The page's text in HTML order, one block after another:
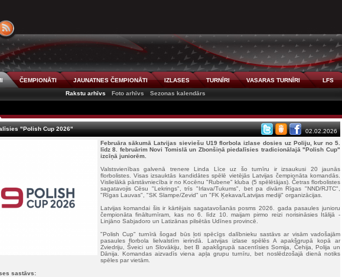
ČEMPIONĀTI JAUNATNES ČEMPIONĀTI IZLASES TURNĪRI VASARAS TURNĪRI LFS
Rakstu arhīvs
Foto arhīvs Sezonas kalendārs
"Polish Cup 2026"
02.02.2026
Februāra sākumā Latvijas sieviešu U19 florbola izlase dosies uz Poliju, kur no 5.
līdz 8. februārim Novi Tomislā un Zbonšiņā piedalīsies tradicionālajā "Polish Cup"
izcīņā juniorēm.
Valstsvienības galvenā trenere Linda Līce uz šo turnīru ir izsaukusi 20 jaunās
florbolistes. Visas izsauktās kandidātes spēlē vietējās Latvijas čempionāta komandās.
Vislielākā pārstāvniecība ir no Kocēnu "Rubene" kluba (5 spēlētājas). Četras florbolistes
sagatavojis Cēsu "Lekrings", trīs "Irlava/Tukums", bet pa divām Rīgas "NND/RJTC",
"Rīgas Lauvas", "SK Slampe/Zevid" un "FK Ķekava/Latvijas mediji" organizācijas.
Latvijas komandai šis ir kārtējais sagatavošanās posms 2026. gada pasaules junioru
čempionāta finālturnīram, kas no 6. līdz 10. maijam pirmo reizi norisināsies Itālijā -
Linjāno Sabjadoro un Latizānas pilsētās Udīnes provincē.
"Polish Cup" turnīrā šogad būs ļoti spēcīgs dalībnieku sastāvs ar visām vadošajām
pasaules florbola lielvalstīm ierindā. Latvijas izlase spēlēs A apakšgrupā kopā ar
Zviedriju, Šveici un Slovākiju, bet B apakšgrupā sacentīsies Somija, Čehija, Polija un
Dānija. Komandas aizvadīs viena apļa grupu turnīru, bet noslēdzošajā dienā notiks
spēles par vietām.
sastāvs: